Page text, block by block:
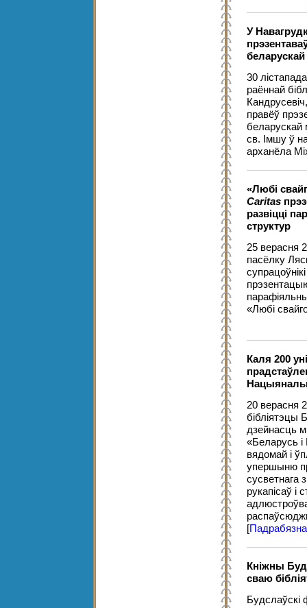
У
30
раённай
правёў
беларускай
св. Імшу ў
арханёла
«Любі
Caritas
развіцці
структур
25 верасня
пасёлку
«Любі
Каля 200
20 верасня
бібліятэцы
дзейнасць
«Беларусь і
вядомай і
упершыню
сусветнага
рукапісаў і
[Падрабязна
Кніжны
сваю
Будслаўскі